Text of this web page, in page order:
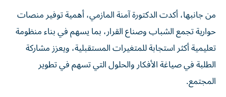
من جانبها، أكدت الدكتورة آمنة المازمي، أهمية توفير منصات
حوارية تجمع الشباب وصناع القرار، بما يسهم في بناء منظومة
تعليمية أكثر استجابة للمتغيرات المستقبلية، ويعزز مشاركة
الطلبة في صياغة الأفكار والحلول التي تسهم في تطوير
المجتمع.